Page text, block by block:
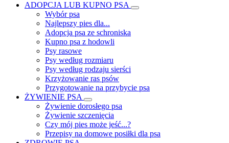
ADOPCJA LUB KUPNO PSA
Wybór psa
Najlepszy pies dla...
Adopcja psa ze schroniska
Kupno psa z hodowli
Psy rasowe
Psy według rozmiaru
Psy według rodzaju sierści
Krzyżowanie ras psów
Przygotowanie na przybycie psa
ŻYWIENIE PSA
Żywienie dorosłego psa
Żywienie szczenięcia
Czy mój pies może jeść...?
Przepisy na domowe posiłki dla psa